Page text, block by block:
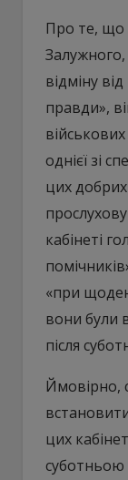
Про те, що
відміну
правди»,
однієї зі
цих
кабінеті
«при
вони були
після
Ймовірно,
цих
суботньою